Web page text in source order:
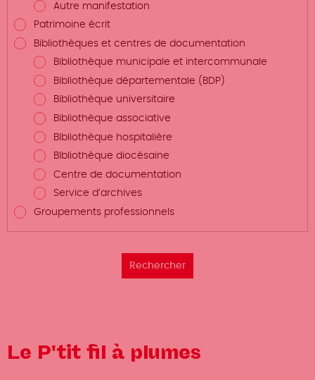
Autre manifestation
Patrimoine écrit
Bibliothèques et centres de documentation
Bibliothèque municipale et intercommunale
Bibliothèque départementale (BDP)
Bibliothèque universitaire
Bibliothèque associative
BIbliothèque hospitalière
BIbliothèque diocésaine
Centre de documentation
Service d’archives
Groupements professionnels
Le P'tit fil à plumes